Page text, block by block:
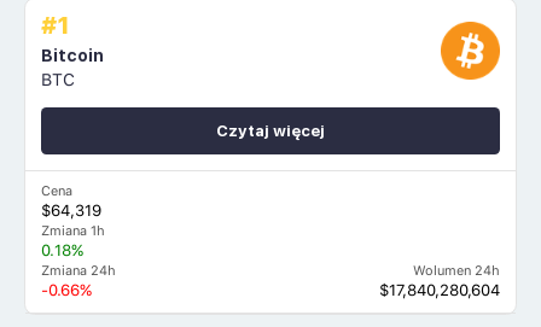
#1
Bitcoin
BTC
Cena
$64,319
Zmiana 1h
0.18%
Zmiana 24h
-0.66%
Wolumen 24h
$17,840,280,604
Czytaj więcej